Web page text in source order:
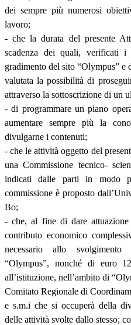
dei sempre più numerosi
lavoro;
- che la durata del presente
scadenza dei quali, verificati
gradimento del sito “Olympus” e
valutata la possibilità di
attraverso la sottoscrizione di un
- di programmare un piano
aumentare sempre più la
divulgarne i contenuti;
- che le attività oggetto del
una Commissione tecnico-
indicati dalle parti in modo
commissione è proposto
Bo;
- che, al fine di dare
contributo economico
necessario allo svolgimento
“Olympus”, nonché di euro
all’istituzione, nell’ambito di
Comitato Regionale di
e s.m.i che si occuperà della
delle attività svolte dallo stesso;